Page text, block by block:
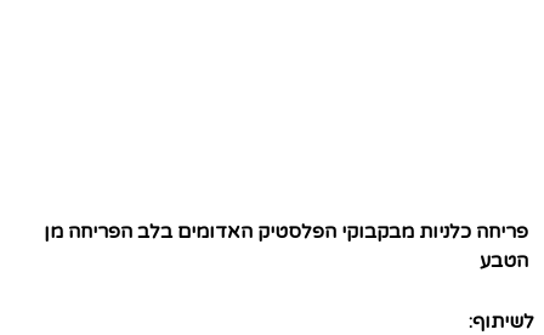
פריחה כלניות מבקבוקי הפלסטיק האדומים בלב הפריחה מן
הטבע
לשיתוף: